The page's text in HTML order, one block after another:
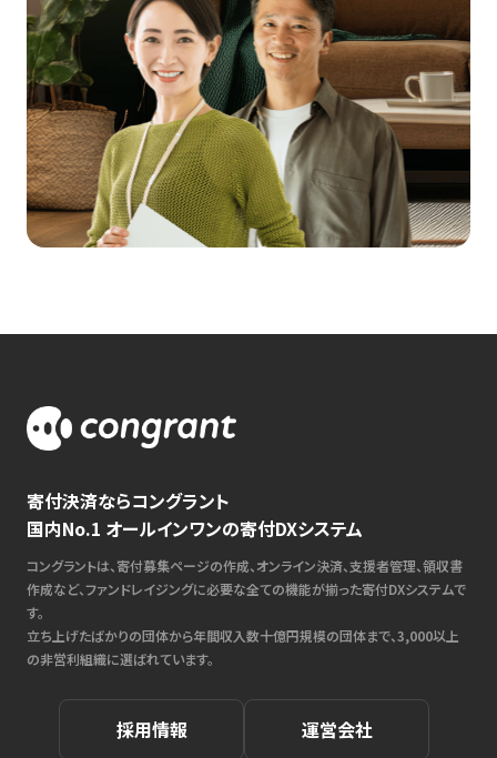
寄付決済ならコングラント
国内No.1 オールインワンの寄付DXシステム
コングラントは、寄付募集ページの作成、オンライン決済、支援者管理、領収書
作成など、ファンドレイジングに必要な全ての機能が揃った寄付DXシステムで
す。
立ち上げたばかりの団体から年間収入数十億円規模の団体まで、3,000以上
の非営利組織に選ばれています。
採用情報 運営会社